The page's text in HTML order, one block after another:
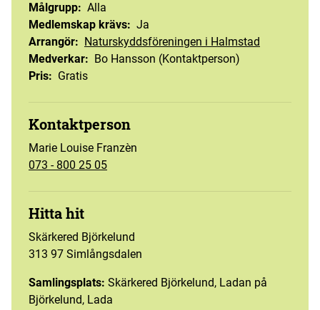
Målgrupp: Alla
Medlemskap krävs: Ja
Arrangör: Naturskyddsföreningen i Halmstad
Medverkar: Bo Hansson (Kontaktperson)
Pris: Gratis
Kontaktperson
Marie Louise Franzèn
073 - 800 25 05
Hitta hit
Skärkered Björkelund
313 97 Simlångsdalen
Samlingsplats: Skärkered Björkelund, Ladan på
Björkelund, Lada